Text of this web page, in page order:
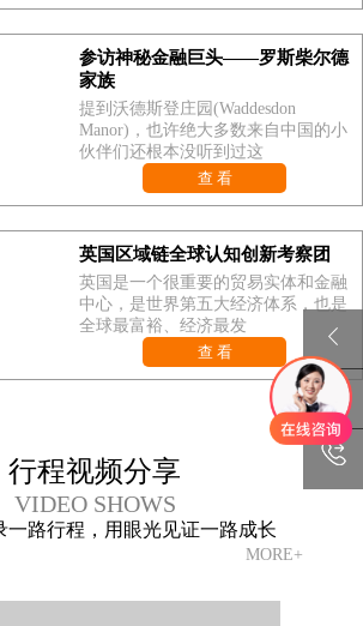
参访神秘金融巨头——罗斯柴尔德
家族
提到沃德斯登庄园(Waddesdon
Manor)，也许绝大多数来自中国的小
伙伴们还根本没听到过这
查 看
英国区域链全球认知创新考察团
英国是一个很重要的贸易实体和金融
中心，是世界第五大经济体系，也是
全球最富裕、经济最发
查 看
行程视频分享
VIDEO SHOWS
一路行程，用眼光见证一路成长
MORE+